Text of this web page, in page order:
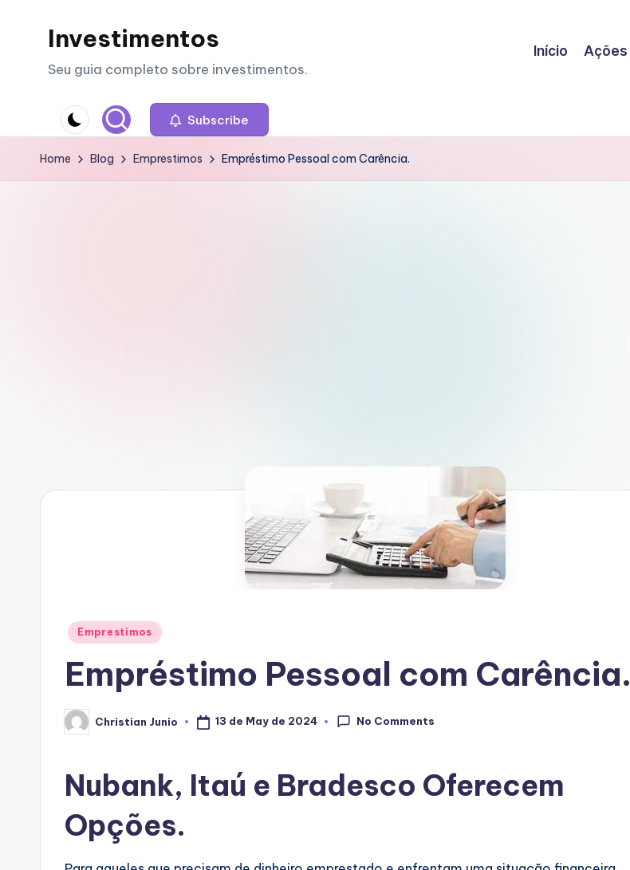
Investimentos
Seu guia completo sobre investimentos.
Início Ações
Subscribe
Home Blog Emprestimos Empréstimo Pessoal com Carência.
Posted
Emprestimos
Empréstimo Pessoal com Carência.
Posted
by
Christian Junio 13 de May de 2024 No Comments
Nubank, Itaú e Bradesco Oferecem
Opções.